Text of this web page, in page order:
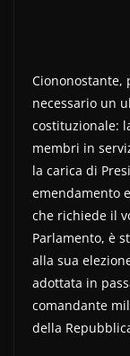
Ciononostante,
necessario un
costituzionale:
membri in
la carica di
emendamento
che richiede il
Parlamento, è
alla sua
adottata in
comandante
della